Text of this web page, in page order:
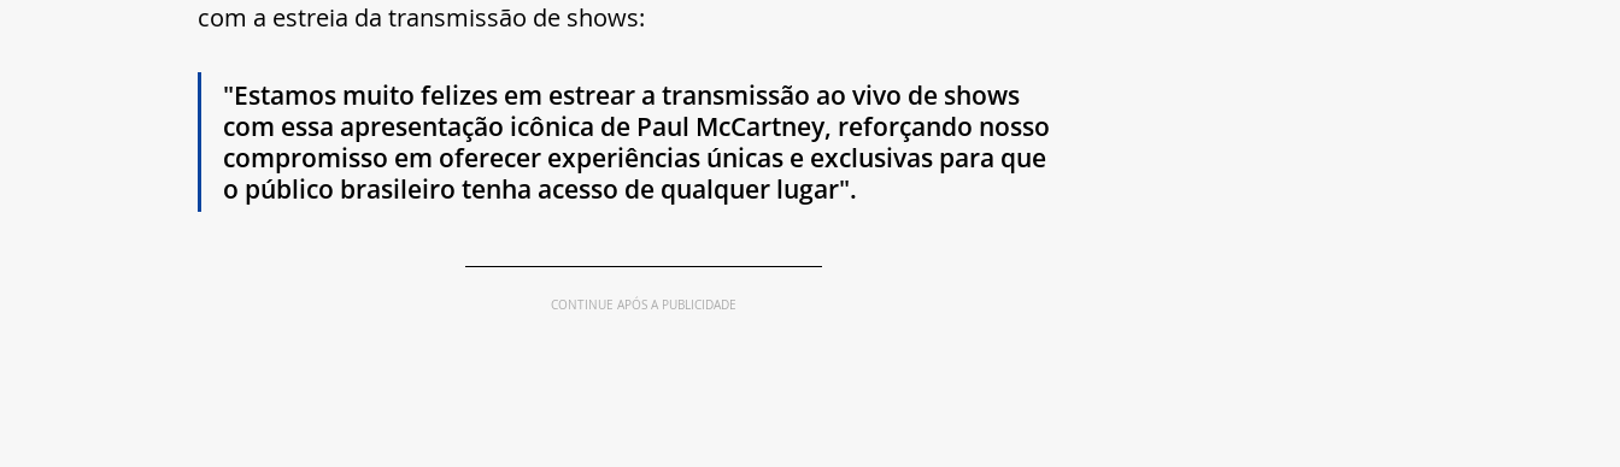
com a estreia da transmissão de shows:
"Estamos muito felizes em estrear a transmissão ao vivo de shows
com essa apresentação icônica de Paul McCartney, reforçando nosso
compromisso em oferecer experiências únicas e exclusivas para que
o público brasileiro tenha acesso de qualquer lugar".
CONTINUE APÓS A PUBLICIDADE